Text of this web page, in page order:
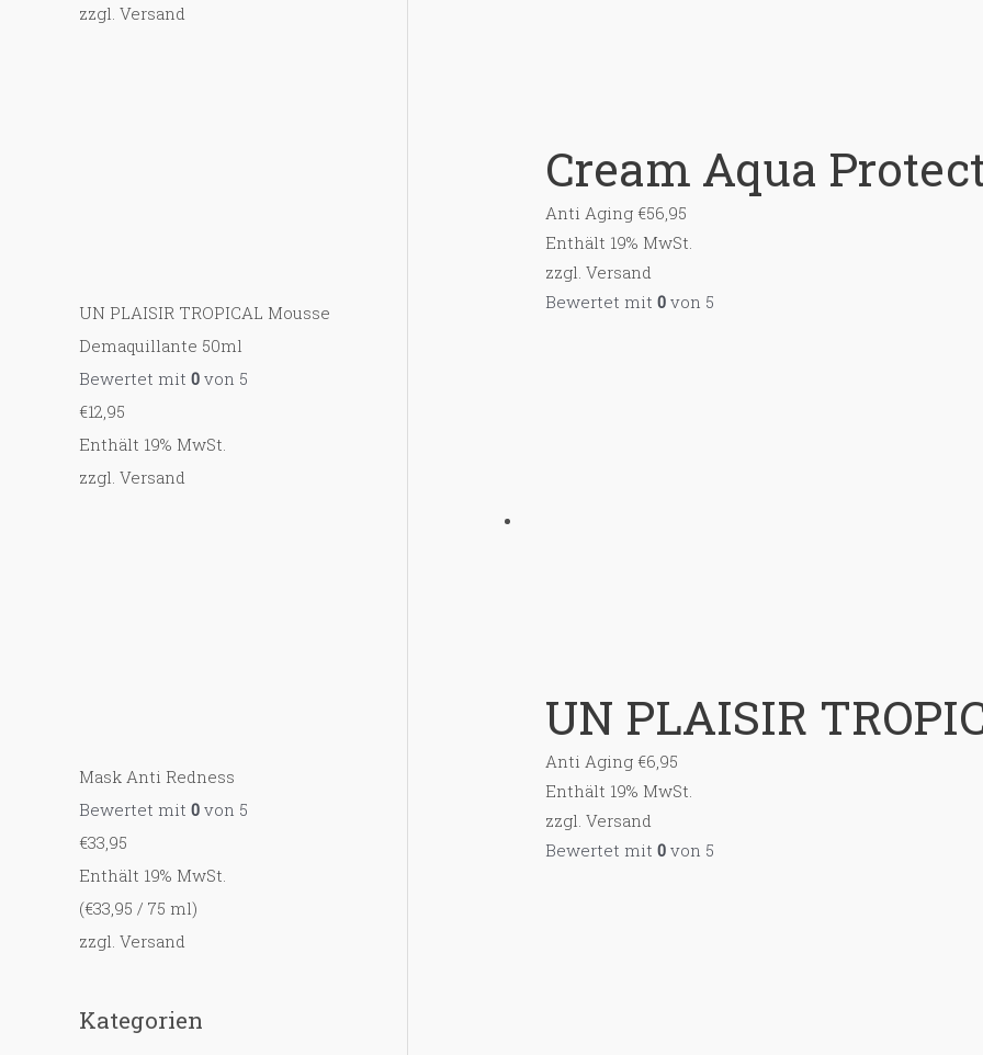
zzgl. Versand
UN PLAISIR TROPICAL Mousse
Demaquillante 50ml
Bewertet mit 0 von 5
€12,95
Enthält 19% MwSt.
zzgl. Versand
Mask Anti Redness
Bewertet mit 0 von 5
€33,95
Enthält 19% MwSt.
(€33,95 / 75 ml)
zzgl. Versand
Kategorien
Cream Aqua
Anti Aging €56,95
Enthält 19% MwSt.
zzgl. Versand
Bewertet mit 0 von 5
UN PLAISIR
Anti Aging €6,95
Enthält 19% MwSt.
zzgl. Versand
Bewertet mit 0 von 5